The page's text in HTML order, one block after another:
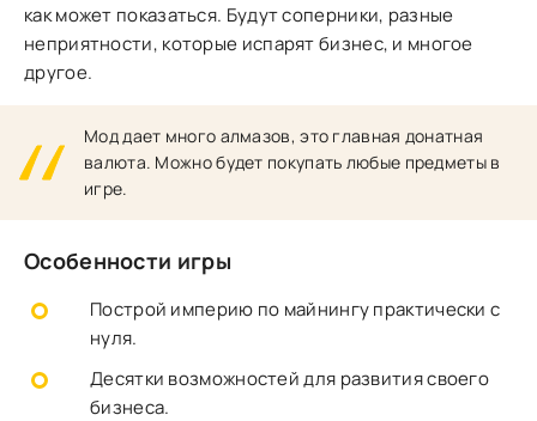
как может показаться. Будут соперники, разные
неприятности, которые испарят бизнес, и многое
другое.
Мод дает много алмазов, это главная донатная
валюта. Можно будет покупать любые предметы в
игре.
Особенности игры
Построй империю по майнингу практически с
нуля.
Десятки возможностей для развития своего
бизнеса.